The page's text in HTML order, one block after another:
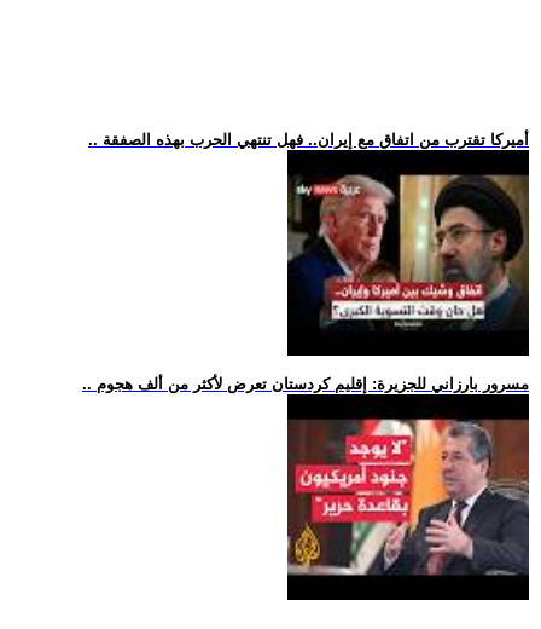
.. أميركا تقترب من اتفاق مع إيران.. فهل تنتهي الحرب بهذه الصفقة
.. مسرور بارزاني للجزيرة: إقليم كردستان تعرض لأكثر من ألف هجوم